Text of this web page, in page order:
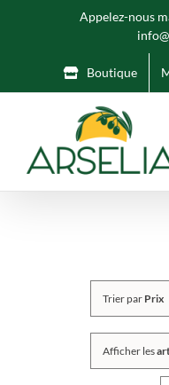
Appelez-nous
Boutique
Trier par Prix
Afficher les